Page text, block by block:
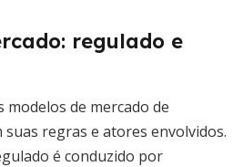
regulado e
modelos de mercado de
suas regras e atores envolvidos.
é conduzido por